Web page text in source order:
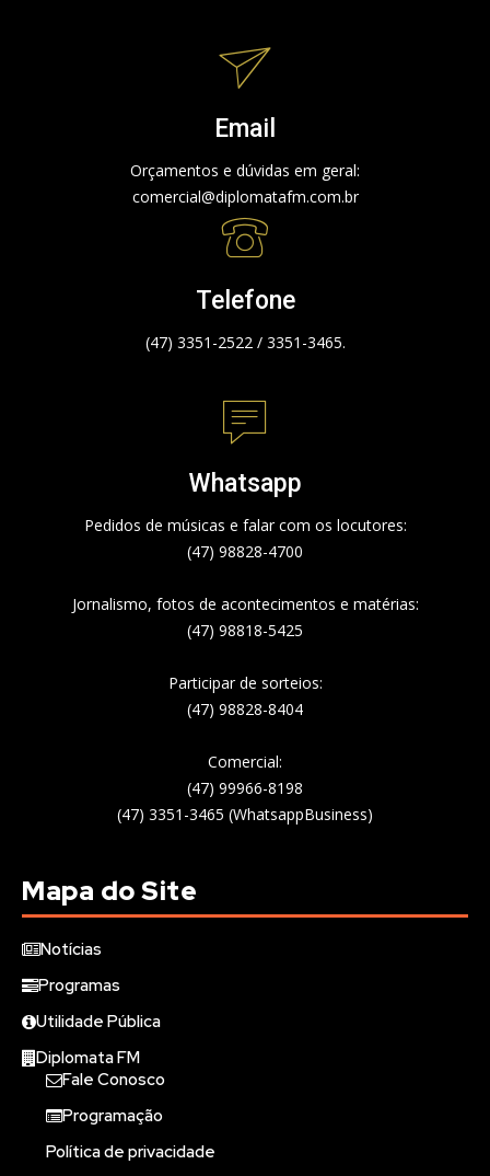
Email
Orçamentos e dúvidas em geral:
comercial@diplomatafm.com.br
Telefone
(47) 3351-2522 / 3351-3465.
Whatsapp
Pedidos de músicas e falar com os locutores:
(47) 98828-4700
Jornalismo, fotos de acontecimentos e matérias:
(47) 98818-5425
Participar de sorteios:
(47) 98828-8404
Comercial:
(47) 99966-8198
(47) 3351-3465 (WhatsappBusiness)
Mapa do Site
Notícias
Programas
Utilidade Pública
Diplomata FM
Fale Conosco
Programação
Política de privacidade